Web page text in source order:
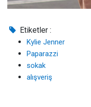
Etiketler :
Kylie Jenner
Paparazzi
sokak
alışveriş